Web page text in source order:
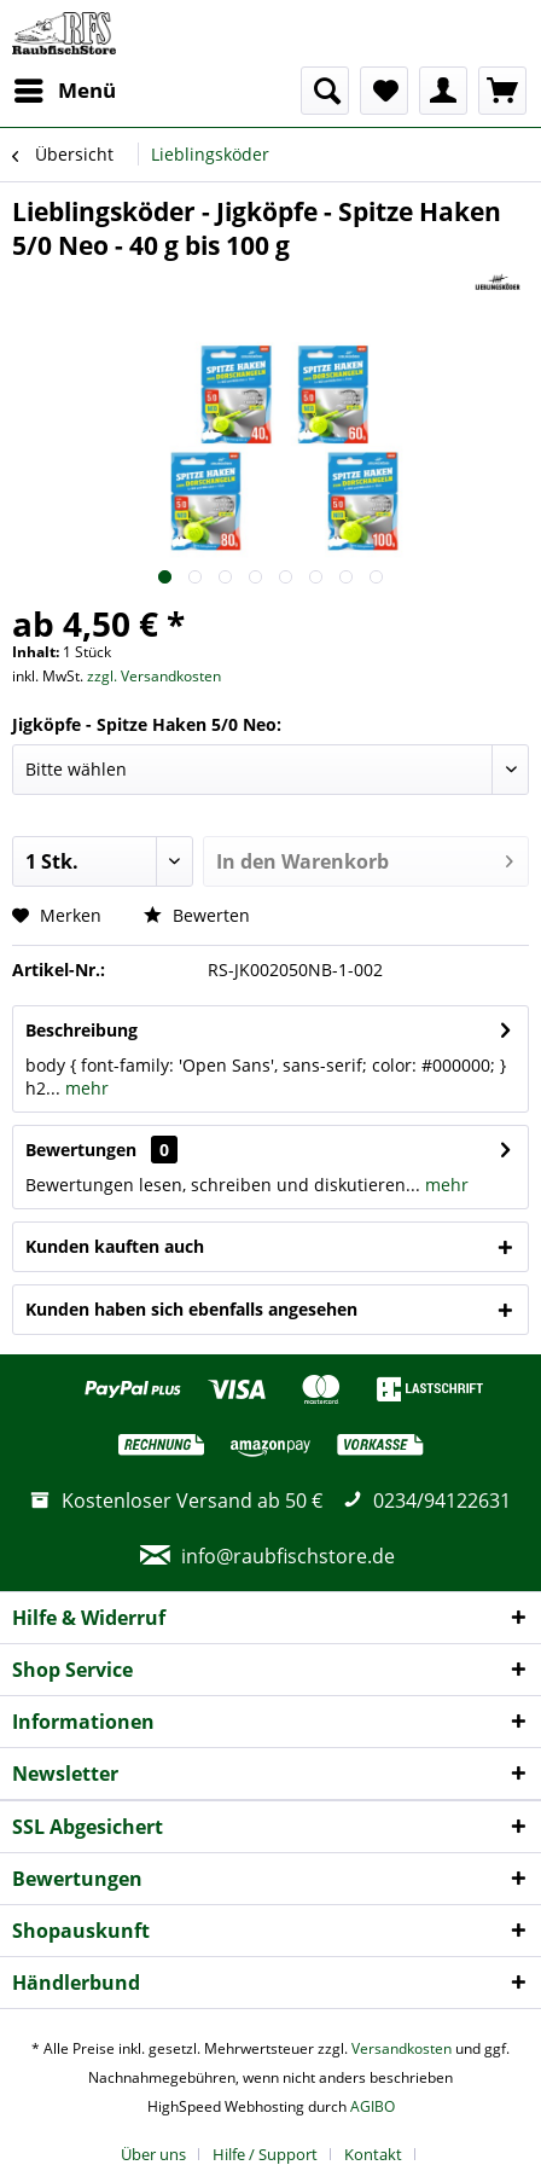
Menü
Übersicht Lieblingsköder
Lieblingsköder - Jigköpfe - Spitze Haken
5/0 Neo - 40 g bis 100 g
ab 4,50 € *
Inhalt: 1 Stück
inkl. MwSt.zzgl. Versandkosten
Jigköpfe - Spitze Haken 5/0 Neo:
In den Warenkorb
Merken Bewerten
Artikel-Nr.: RS-JK002050NB-1-002
Beschreibung
body { font-family: 'Open Sans', sans-serif; color: #000000; }
h2... mehr
Bewertungen
0
Bewertungen lesen, schreiben und diskutieren... mehr
Kunden kauften auch
Kunden haben sich ebenfalls angesehen
Kostenloser Versand ab 50 € 0234/94122631
info@raubfischstore.de
Hilfe & Widerruf
Shop Service
Informationen
Newsletter
SSL Abgesichert
Bewertungen
Shopauskunft
Händlerbund
* Alle Preise inkl. gesetzl. Mehrwertsteuer zzgl.Versandkosten und ggf.
Nachnahmegebühren, wenn nicht anders beschrieben
HighSpeed Webhosting durchAGIBO
Über uns Hilfe / Support Kontakt